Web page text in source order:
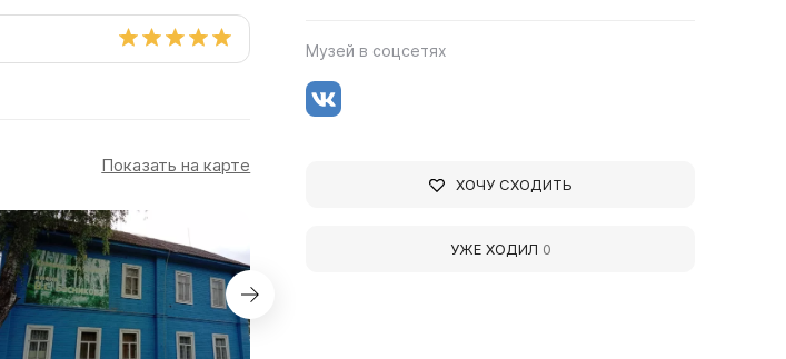
Показать на карте
Музей в соцсетях
ХОЧУ СХОДИТЬ
УЖЕ ХОДИЛ 0